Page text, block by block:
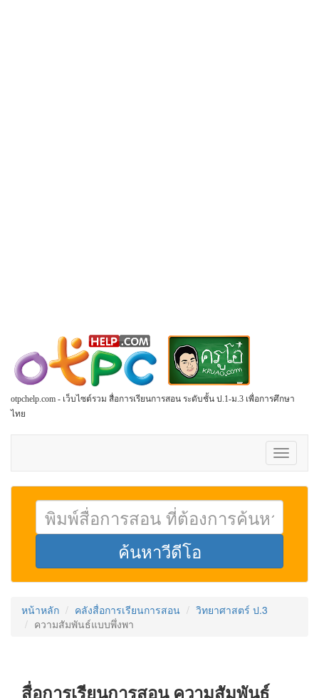
otpchelp.com - เว็บไซต์รวม สื่อการเรียนการสอน ระดับชั้น ป.1-ม.3 เพื่อการศึกษา
ไทย
Toggle
หน้าหลัก คลังสื่อการเรียนการสอน
วิทยาศาสตร์ ป.3
ความสัมพันธ์แบบพึ่งพา
สื่อการเรียนการสอน ความสัมพันธ์